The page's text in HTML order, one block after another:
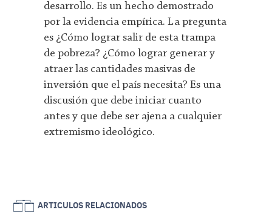
desarrollo. Es un hecho demostrado
por la evidencia empírica. La pregunta
es ¿Cómo lograr salir de esta trampa
de pobreza? ¿Cómo lograr generar y
atraer las cantidades masivas de
inversión que el país necesita? Es una
discusión que debe iniciar cuanto
antes y que debe ser ajena a cualquier
extremismo ideológico.
ARTICULOS RELACIONADOS